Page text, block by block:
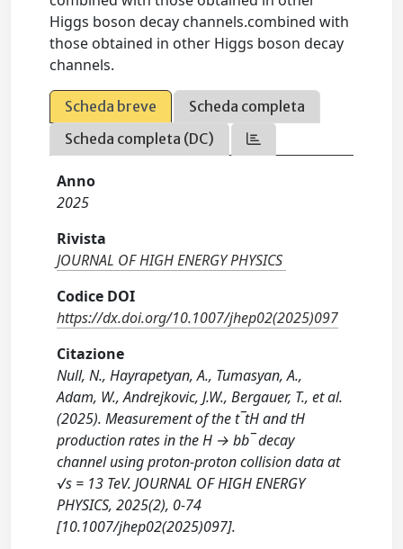
Higgs boson decay channels.combined with
those obtained in other Higgs boson decay
channels.
Scheda breve
Scheda completa
Scheda completa (DC)
Anno
2025
Rivista
JOURNAL OF HIGH ENERGY PHYSICS
Codice DOI
https://dx.doi.org/10.1007/jhep02(2025)097
Citazione
Null, N., Hayrapetyan, A., Tumasyan, A.,
Adam, W., Andrejkovic, J.W., Bergauer, T., et al.
(2025). Measurement of the t¯tH and tH
production rates in the H → bb¯ decay
channel using proton-proton collision data at
√s = 13 TeV. JOURNAL OF HIGH ENERGY
PHYSICS, 2025(2), 0-74
[10.1007/jhep02(2025)097].